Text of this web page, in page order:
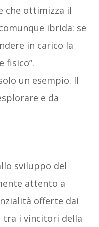
che ottimizza il
ibrida: se
in carico la
fisico”.
un esempio. Il
e da
sviluppo del
attento a
offerte dai
tra i vincitori della